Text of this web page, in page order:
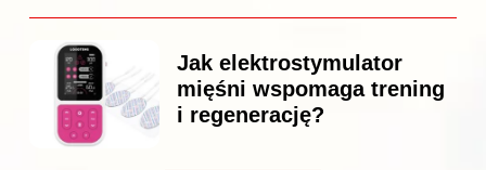
Jak elektrostymulator
mięśni wspomaga trening
i regenerację?